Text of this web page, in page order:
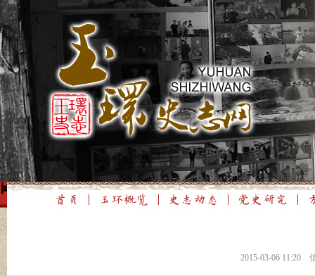
2015-03-06 11:20